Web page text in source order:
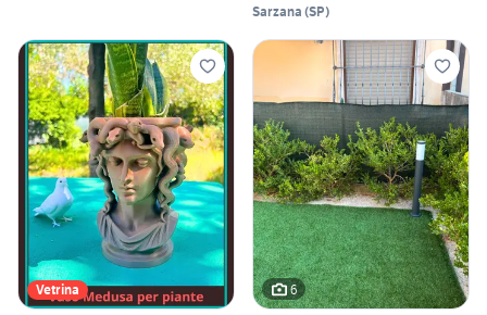
Sarzana (SP)
Vetrina 6